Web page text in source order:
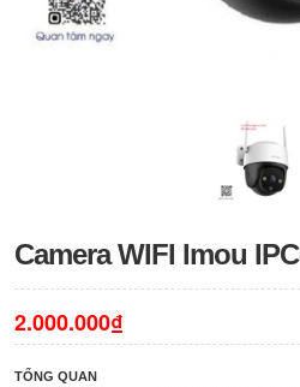
Camera WIFI Imou
2.000.000₫
TỔNG QUAN